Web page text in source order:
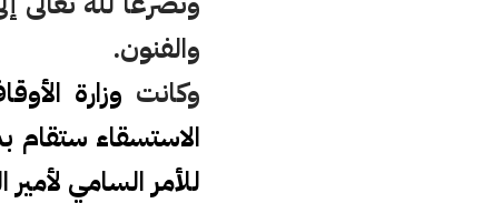
والفنون.
وكانت وزارة
الاستسقاء ستقام
للأمر السامي